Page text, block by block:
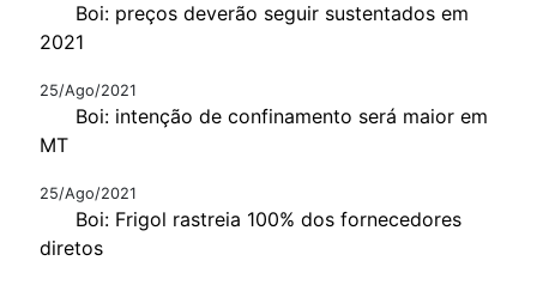
Boi: preços deverão seguir sustentados em
2021
25/Ago/2021
Boi: intenção de confinamento será maior em
MT
25/Ago/2021
Boi: Frigol rastreia 100% dos fornecedores
diretos